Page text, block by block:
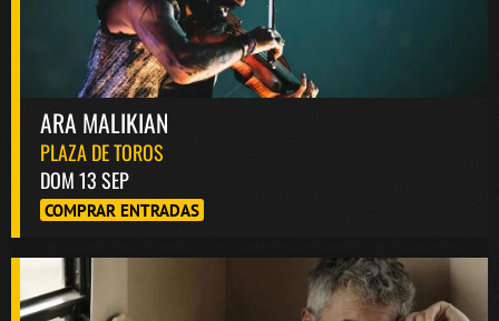
ARA MALIKIAN
PLAZA DE TOROS
DOM 13 SEP
COMPRAR ENTRADAS